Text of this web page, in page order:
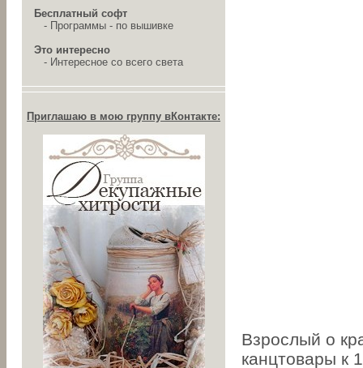
Бесплатный софт
- Программы - по вышивке
Это интересно
- Интересное со всего света
Приглашаю в мою группу вКонтакте:
Взрослый о
канцтовары к